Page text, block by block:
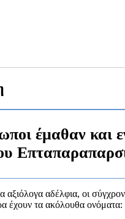
έμαθαν και
αξιόλογα αδέλφια, οι
έχουν τα ακόλουθα ονόματα: